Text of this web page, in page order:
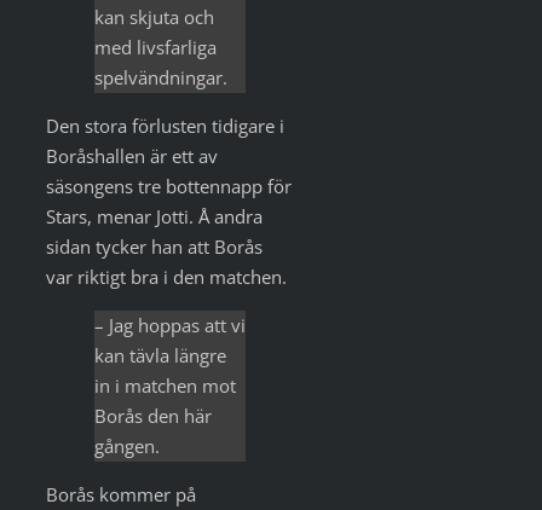
kan skjuta och
med livsfarliga
spelvändningar.
Den stora förlusten tidigare i
Boråshallen är ett av
säsongens tre bottennapp för
Stars, menar Jotti. Å andra
sidan tycker han att Borås
var riktigt bra i den matchen.
– Jag hoppas att vi
kan tävla längre
in i matchen mot
Borås den här
gången.
Borås kommer på